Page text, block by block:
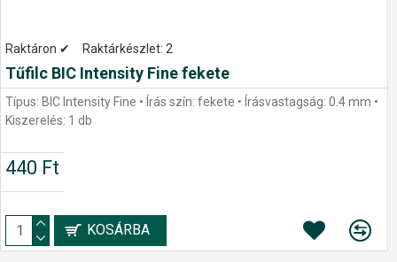
Raktáron ✔ Raktárkészlet: 2
Tűfilc BIC Intensity Fine fekete
Típus: BIC Intensity Fine • Írás szín: fekete • Írásvastagság: 0.4 mm •
Kiszerelés: 1 db
440 Ft
KOSÁRBA